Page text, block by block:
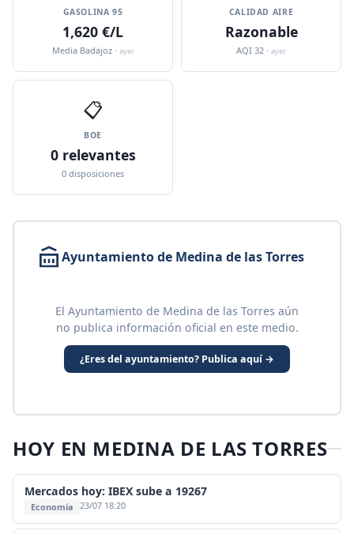
GASOLINA 95
1,620 €/L
Media Badajoz · ayer
CALIDAD AIRE
Razonable
AQI 32 · ayer
📋
BOE
0 relevantes
0 disposiciones
Ayuntamiento de Medina de las Torres
El Ayuntamiento de Medina de las Torres aún
no publica información oficial en este medio.
¿Eres del ayuntamiento? Publica aquí →
HOY EN MEDINA DE LAS TORRES
Mercados hoy: IBEX sube a 19267
Economía 23/07 18:20